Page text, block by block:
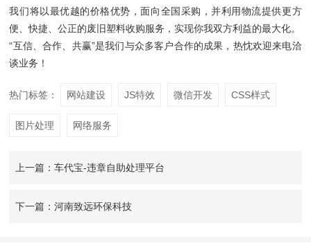
我们将以最优越的价格优势，面向全国采购，并利用物流提供更方
便、快捷、公正的废旧塑料收购服务，实现你我双方利益的最大化。
“互信、合作、共赢”是我们与众多客户合作的成果，热忱欢迎来电洽
谈业务！
热门标签： 网站建设 JS特效 微信开发 CSS样式
图片处理 网络服务
上一篇：车代宝-违章自助处理平台
下一篇：河南致远环保科技